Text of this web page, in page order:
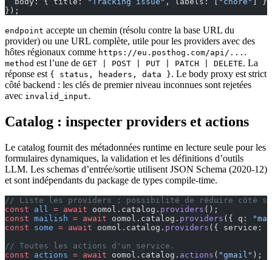
});
endpoint accepte un chemin (résolu contre la base URL du
provider) ou une URL complète, utile pour les providers avec des
hôtes régionaux comme https://eu.posthog.com/api/... .
method est l’une de GET | POST | PUT | PATCH | DELETE. La
réponse est { status, headers, data }. Le body proxy est strict
côté backend : les clés de premier niveau inconnues sont rejetées
avec invalid_input.
Catalog : inspecter providers et actions
Le catalog fournit des métadonnées runtime en lecture seule pour les
formulaires dynamiques, la validation et les définitions d’outils
LLM. Les schemas d’entrée/sortie utilisent JSON Schema (2020-12)
et sont indépendants du package de types compile-time.
// Liste les providers ; possibilité de réduire côté
const all = await oomol.catalog. providers
const mailish = await oomol.catalog. providers ({ q:
const some = await oomol.catalog. providers ({ service: [
// Toutes les actions d'un service.
const actions = await oomol.catalog. actions ( "gmail" );